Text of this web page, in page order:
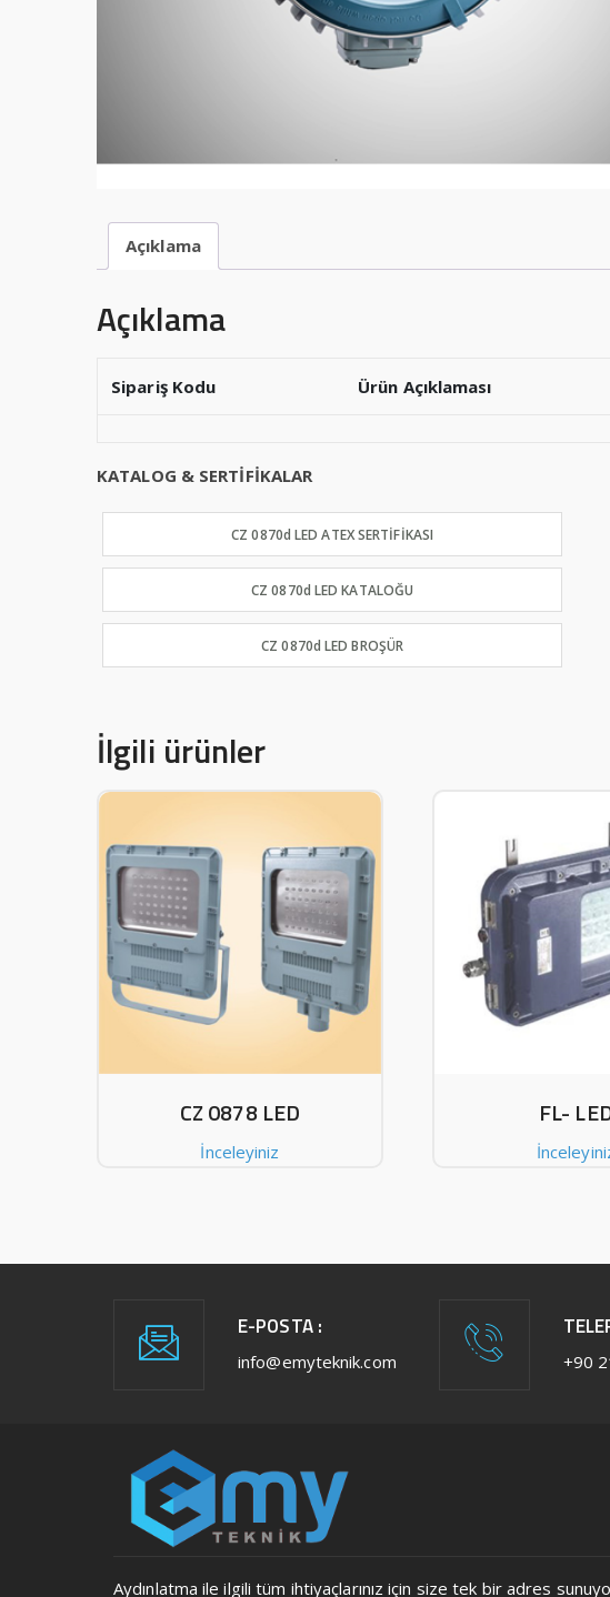
Açıklama
Açıklama
Sipariş Kodu Ürün Açıklaması
KATALOG & SERTİFİKALAR
CZ 0870d LED ATEX SERTİFİKASI
CZ 0870d LED KATALOĞU
CZ 0870d LED BROŞÜR
İlgili ürünler
CZ 0878 LED
İnceleyiniz
FL-
E-POSTA :
info@emyteknik.com +90
Aydınlatma ile ilgili tüm ihtiyaçlarınız için size tek bir adres